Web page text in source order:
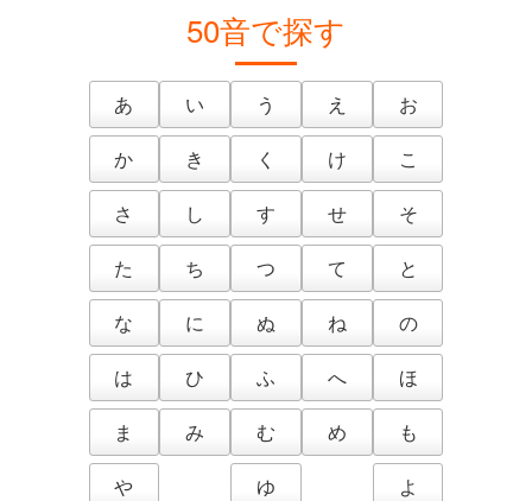
50音で探す
あ い う え
お
か
き く け
こ
さ
し す せ
そ
た
ち つ て
と
な
に ぬ ね
の
は
ひ ふ へ
ほ
ま
み む め
も
や
ゆ
よ